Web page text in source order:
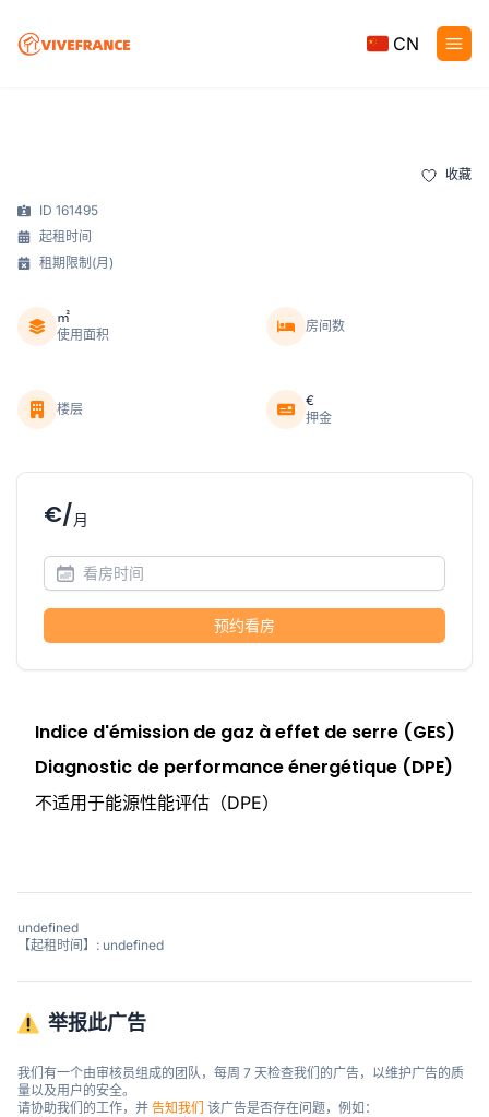
CN
收藏
ID 161495
起租时间
租期限制(月)
㎡
使用面积
房间数
楼层
€
押金
€/月
预约看房
Indice d'émission de gaz à effet de serre (GES)
Diagnostic de performance énergétique (DPE)
不适用于能源性能评估（DPE）
undefined
【起租时间】: undefined
举报此广告
我们有一个由审核员组成的团队，每周 7 天检查我们的广告，以维护广告的质
量以及用户的安全。
请协助我们的工作，并 告知我们 该广告是否存在问题，例如：